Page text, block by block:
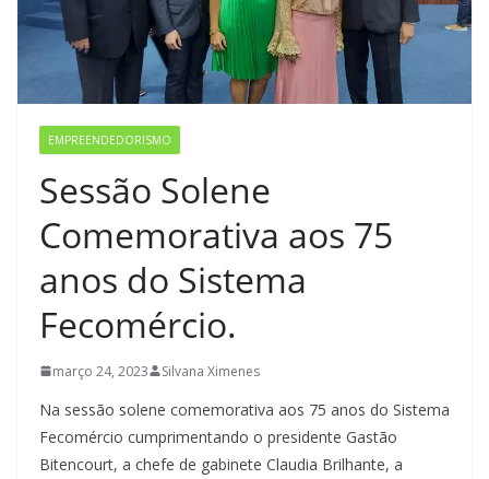
EMPREENDEDORISMO
Sessão Solene
Comemorativa aos 75
anos do Sistema
Fecomércio.
março 24, 2023 Silvana Ximenes
Na sessão solene comemorativa aos 75 anos do Sistema
Fecomércio cumprimentando o presidente Gastão
Bitencourt, a chefe de gabinete Claudia Brilhante, a